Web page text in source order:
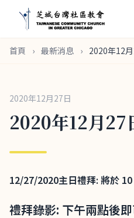
首頁 › 最新消息 › 2020年12
2020年12月27日
2020年12月27
12/27/2020主日禮拜: 將於
禮拜錄影: 下午兩點後